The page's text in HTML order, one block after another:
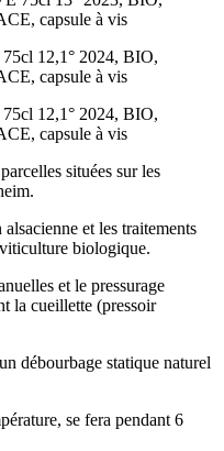
12,1° 2024, BIO,
capsule à vis
12,1° 2024, BIO,
capsule à vis
situées sur les
et les traitements
biologique.
et le pressurage
la cueillette (pressoir
débourbage statique naturel
se fera pendant 6